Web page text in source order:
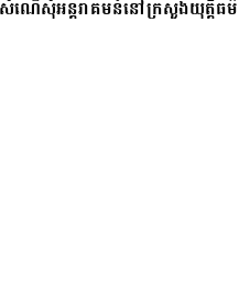
ើសុំអន្តរាគមន៍នៅក្រសួងយុត្តិធម៌